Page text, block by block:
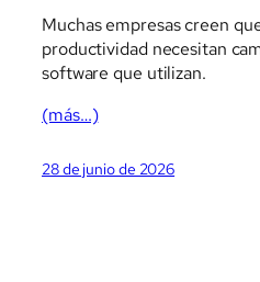
Muchas empresas creen
productividad necesitan
software que utilizan.
(más…)
28 de junio de 2026